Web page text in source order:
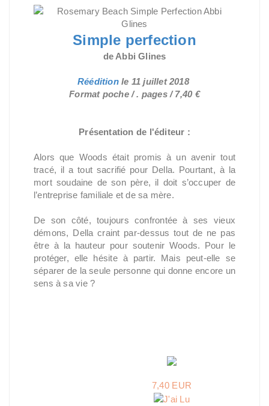
Simple perfection
de Abbi Glines
Rééditionle 11 juillet 2018
Format poche / . pages / 7,40 €
Présentation de l'éditeur :
Alors que Woods était promis à un avenir tout
tracé, il a tout sacrifié pour Della. Pourtant, à la
mort soudaine de son père, il doit s’occuper de
l’entreprise familiale et de sa mère.
De son côté, toujours confrontée à ses vieux
démons, Della craint par-dessus tout de ne pas
être à la hauteur pour soutenir Woods. Pour le
protéger, elle hésite à partir. Mais peut-elle se
séparer de la seule personne qui donne encore un
sens à sa vie ?
7,40 EUR